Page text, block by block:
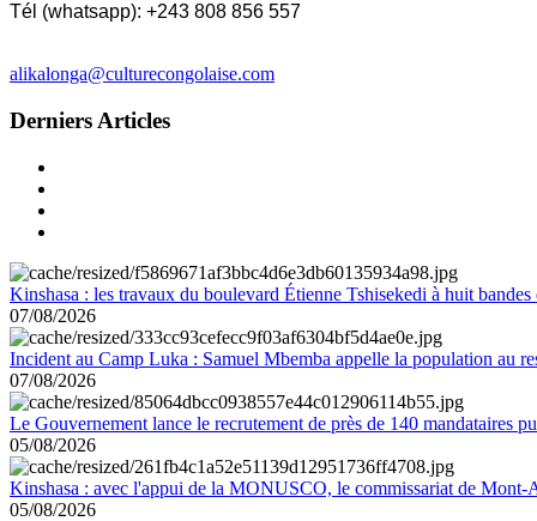
Tél (whatsapp): +243 808 856 557
alikalonga@culturecongolaise.com
Derniers Articles
Kinshasa : les travaux du boulevard Étienne Tshisekedi à huit
07/08/2026
Incident au Camp Luka : Samuel Mbemba appelle la population au
07/08/2026
Le Gouvernement lance le recrutement de près de 140 mandataires
05/08/2026
Kinshasa : avec l'appui de la MONUSCO, le commissariat de Mont-
05/08/2026